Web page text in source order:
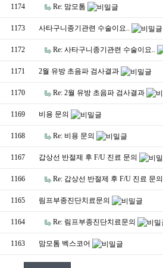
1174 Re: 맘모톰
1173 사타구니종기관련 수술이요..
1172 Re: 사타구니종기관련 수술이요..
1171 2월 유방 초음파 검사결과
1170 Re: 2월 유방 초음파 검사결과
1169 비용 문의
1168 Re: 비용 문의
1167 갑상선 반절제 후 F/U 진료 문의
1166 Re: 갑상선 반절제 후 F/U 진료 문의
1165 림프부종진단치료문의
1164 Re: 림프부종진단치료문의
1163 맘모톰 벡스코어